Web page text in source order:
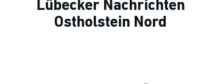
Lübecker Nachrichten
Ostholstein Nord